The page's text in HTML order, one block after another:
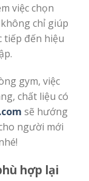
việc chọn
chỉ giúp
tiếp đến hiệu
gym, việc
chất liệu có
sẽ hướng
người mới
hợp lại